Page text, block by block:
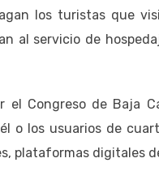
los turistas que
al servicio de
el Congreso de Baja
o los usuarios de
plataformas digitales